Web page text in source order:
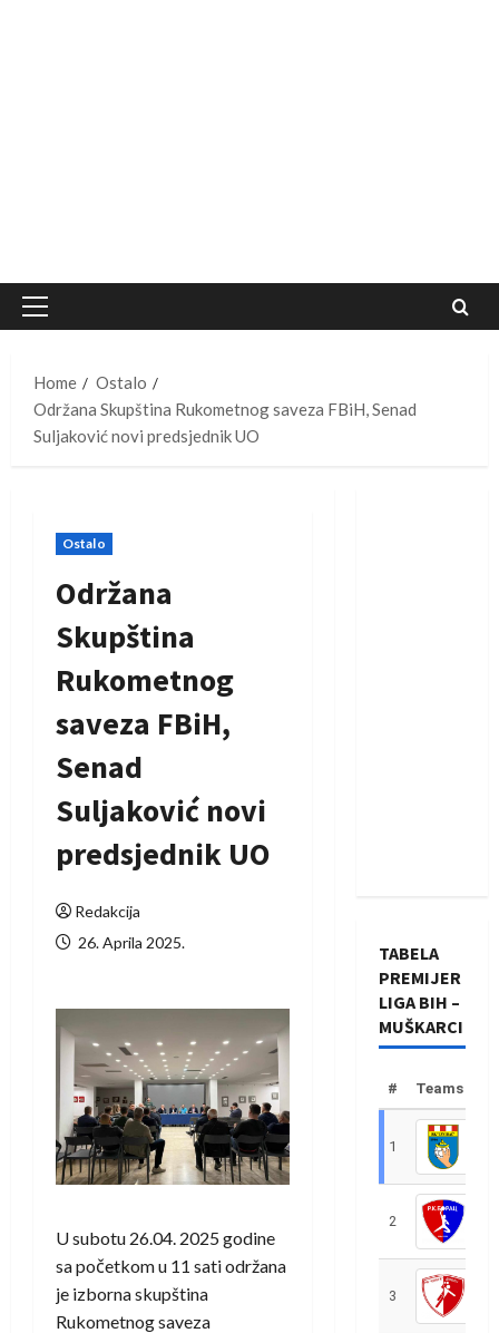
Primary
Home
Ostalo
Održana Skupština Rukometnog saveza FBiH, Senad
Suljaković novi predsjednik UO
Ostalo
Održana
Skupština
Rukometnog
saveza FBiH,
Senad
Suljaković novi
predsjednik UO
Redakcija
26. Aprila 2025.
U subotu 26.04. 2025 godine
sa početkom u 11 sati održana
je izborna skupština
Rukometnog saveza
TABELA
PREMIJER
LIGA BIH –
MUŠKARCI
# Teams
1
2
3